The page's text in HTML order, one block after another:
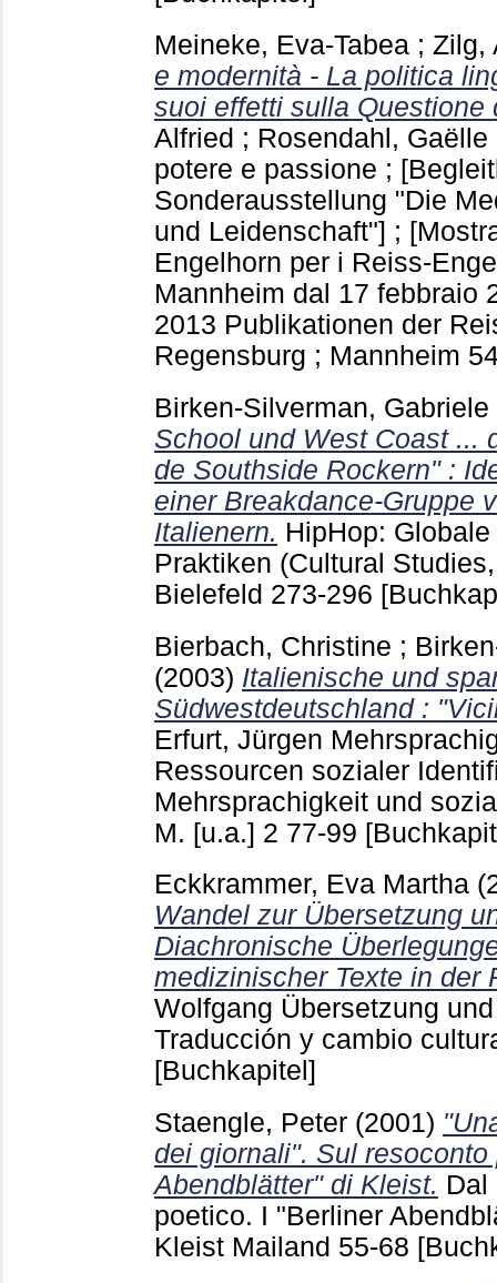
Meineke, Eva-Tabea ; Zilg,
e modernità - La politica
suoi effetti sulla Questione
Alfried ; Rosendahl, Gaëlle
potere e passione ;
Sonderausstellung "Die
und Leidenschaft"] ;
Engelhorn per i Reiss-
Mannheim dal 17 febbraio
2013 Publikationen der
Regensburg ; Mannheim
Birken-Silverman, Gabriele
School und West Coast ...
de Southside Rockern" :
einer Breakdance-Gruppe
Italienern. HipHop:
Praktiken (Cultural
Bielefeld 273-296
Bierbach, Christine ;
(2003) Italienische und
Südwestdeutschland :
Erfurt, Jürgen
Ressourcen sozialer
Mehrsprachigkeit und
M. [u.a.] 2 77-99
Eckkrammer, Eva Martha
Wandel zur Übersetzung
Diachronische
medizinischer Texte in der
Wolfgang Übersetzung
Traducción y cambio
[Buchkapitel]
Staengle, Peter (2001)
dei giornali". Sul
Abendblätter" di Kleist. Dal
poetico. I "Berliner
Kleist Mailand 55-68